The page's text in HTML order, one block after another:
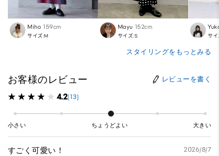
Miho 159cm
サイズ:M
Mayu 152cm
サイズ:S サ
スタイリングをもっとみる
お客様のレビュー レビューを書く
4.2(13)
小さい ちょうどよい 大きい
すごく可愛い！ 2026/8/7